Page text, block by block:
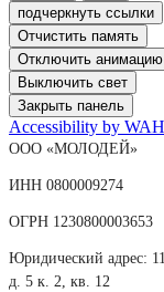
подчеркнуть ссылки
Отчистить память
Отключить анимацию
Выключить свет
Закрыть панель
Accessibility by WAH
ООО «МОЛОДЕЙ»
ИНН 0800009274
ОГРН 1230800003653
Юридический адрес:
д. 5 к. 2, кв. 12